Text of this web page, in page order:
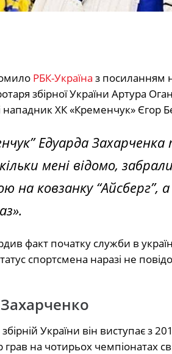
РБК-Україна з посиланням
збірної України Артура
ХК «Кременчук» Єгор
Едуарда
мені відомо,
на ковзанку
факт початку служби в
спортсмена наразі не
України він виступає з
на чотирьох чемпіонатах